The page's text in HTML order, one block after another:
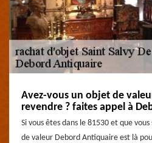
Avez-vous un objet de
revendre ? faites appel à
Si vous êtes dans le 81530 et que
de valeur Debord Antiquaire est là